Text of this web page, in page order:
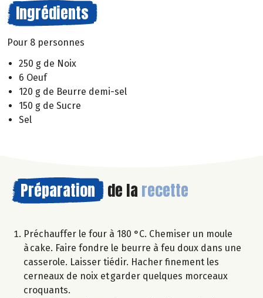
Ingrédients
Pour 8 personnes
250 g de Noix
6 Oeuf
120 g de Beurre demi-sel
150 g de Sucre
Sel
Préparation de la recette
Préchauffer le four à 180 °C. Chemiser un moule
à cake. Faire fondre le beurre à feu doux dans une
casserole. Laisser tiédir. Hacher finement les
cerneaux de noix et garder quelques morceaux
croquants.